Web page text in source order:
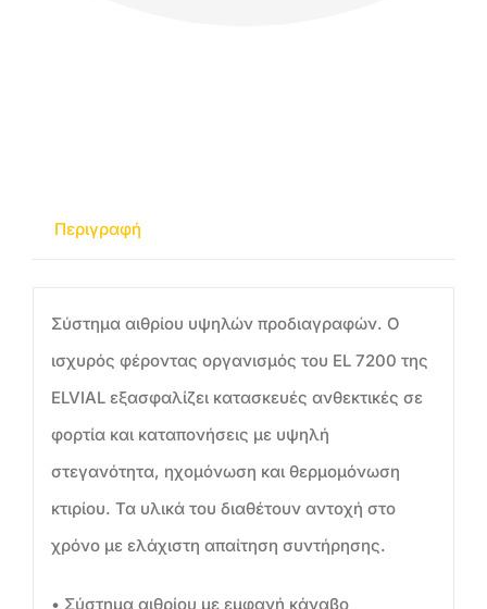
Περιγραφή
Σύστημα αιθρίου υψηλών προδιαγραφών. Ο
ισχυρός φέροντας οργανισμός του EL 7200 της
ELVIAL εξασφαλίζει κατασκευές ανθεκτικές σε
φορτία και καταπονήσεις με υψηλή
στεγανότητα, ηχομόνωση και θερμομόνωση
κτιρίου. Τα υλικά του διαθέτουν αντοχή στο
χρόνο με ελάχιστη απαίτηση συντήρησης.
• Σύστημα αιθρίου με εμφανή κάναβο